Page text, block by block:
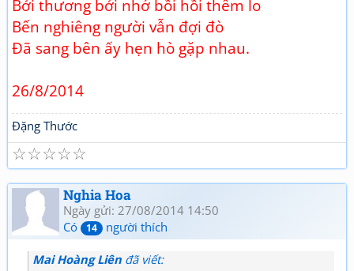
Bởi thương bởi nhớ bồi hồi thêm lo
Bến nghiêng người vẫn đợi đò
Đã sang bên ấy hẹn hò gặp nhau.
26/8/2014
Đặng Thước
☆
☆
☆
☆
☆
Nghia Hoa
Ngày gửi: 27/08/2014 14:50
Có
14 người thích
Mai Hoàng Liên đã viết: